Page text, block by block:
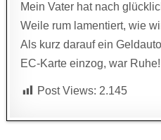
Mein Vater hat nach
Weile rum lamentiert, wie
Als kurz darauf ein
EC-Karte einzog, war Ruhe!
Post Views: 2.145